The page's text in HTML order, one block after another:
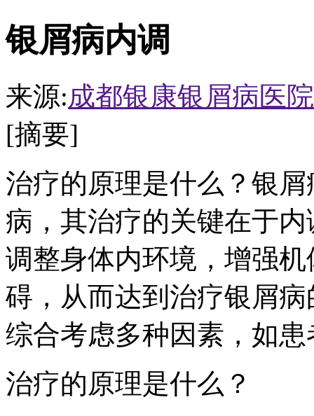
银屑病内调
来源:成都银康银屑病医院
[摘要]
治疗的原理是什么？银
病，其治疗的关键在于
调整身体内环境，增强
碍，从而达到治疗银屑
综合考虑多种因素，如
治疗的原理是什么？